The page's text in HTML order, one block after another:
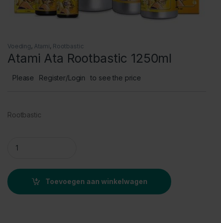
Voeding, Atami, Rootbastic
Atami Ata Rootbastic 1250ml
Please Register/Login to see the price
Rootbastic
Toevoegen aan winkelwagen